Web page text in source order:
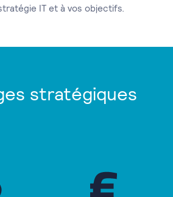
IT et à vos objectifs.
stratégiques